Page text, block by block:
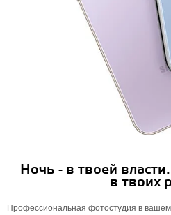
Ночь - в твоей
в твоих
Профессиональная фотостудия в